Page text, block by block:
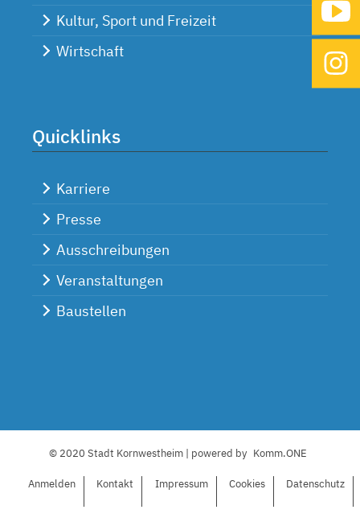
Kultur, Sport und Freizeit
Wirtschaft
Quicklinks
Karriere
Presse
Ausschreibungen
Veranstaltungen
Baustellen
© 2020 Stadt Kornwestheim | powered by Komm.ONE
Anmelden Kontakt Impressum Cookies Datenschutz